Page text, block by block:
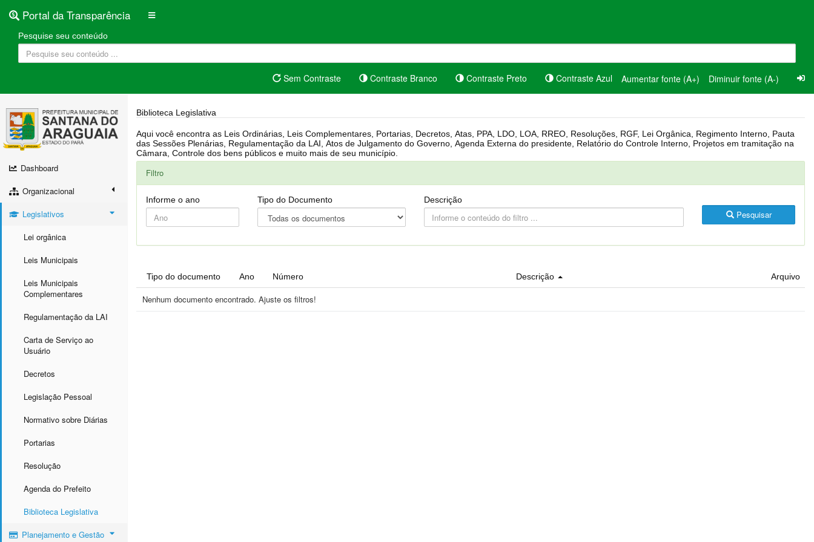
Portal da Transparência
Pesquise seu conteúdo
Sem Contraste Contraste Branco Contraste Preto Contraste Azul Aumentar fonte (A+) Diminuir fonte (A-)
Dashboard
Organizacional
Legislativos
Lei orgânica
Leis Municipais
Leis Municipais
Complementares
Regulamentação da LAI
Carta de Serviço ao
Usuário
Decretos
Legislação Pessoal
Normativo sobre Diárias
Portarias
Resolução
Agenda do Prefeito
Biblioteca Legislativa
Planejamento e Gestão
Biblioteca Legislativa
Aqui você encontra as Leis Ordinárias, Leis Complementares, Portarias, Decretos, Atas, PPA, LDO, LOA, RREO, Resoluções, RGF, Lei Orgânica, Regimento Interno, Pauta
das Sessões Plenárias, Regulamentação da LAI, Atos de Julgamento do Governo, Agenda Externa do presidente, Relatório do Controle Interno, Projetos em tramitação na
Câmara, Controle dos bens públicos e muito mais de seu município.
Filtro
Informe o ano Tipo do Documento Descrição
Pesquisar
Tipo do documento Ano Número Descrição Arquivo
Nenhum documento encontrado. Ajuste os filtros!